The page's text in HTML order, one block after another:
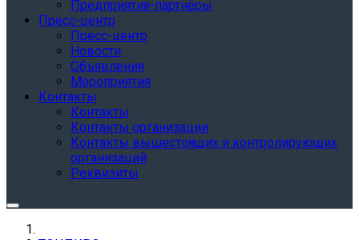
Предприятия-партнёры
Пресс-центр
Пресс-центр
Новости
Объявления
Мероприятия
Контакты
Контакты
Контакты организации
Контакты вышестоящих и контролирующих
организаций
Реквизиты